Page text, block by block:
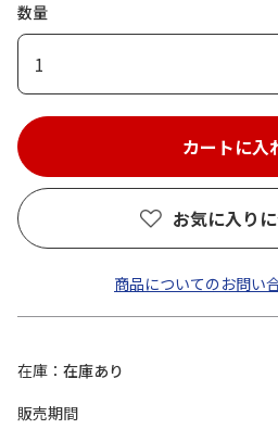
数量
1
お気に入り
商品についてのお問い
在庫
在庫あり
販売期間